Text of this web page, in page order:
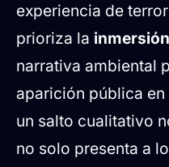
experiencia de
prioriza la
narrativa ambiental
aparición pública
un salto cualitativo
no solo presenta a